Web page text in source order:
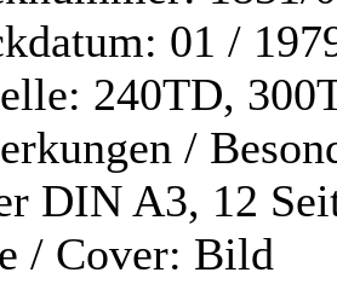
01 /
240TD,
/
DIN A3, 12
/ Cover: Bild